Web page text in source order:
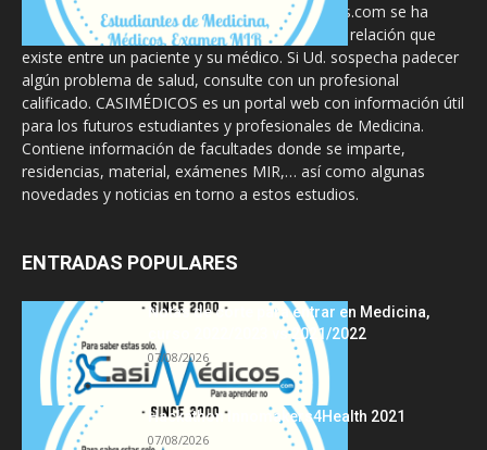
La información proporcionada en CasiMedicos.com se ha
diseñado para complementar, no substituir, la relación que
existe entre un paciente y su médico. Si Ud. sospecha padecer
algún problema de salud, consulte con un profesional
calificado. CASIMÉDICOS es un portal web con información útil
para los futuros estudiantes y profesionales de Medicina.
Contiene información de facultades donde se imparte,
residencias, material, exámenes MIR,… así como algunas
novedades y noticias en torno a estos estudios.
ENTRADAS POPULARES
Notas de corte para entrar en Medicina,
curso 2022/2023 vs 2021/2022
07/08/2026
Hackathon Innomakers4Health 2021
07/08/2026